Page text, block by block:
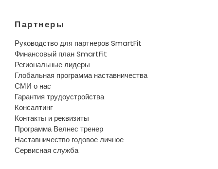
Партнеры
Руководство для партнеров SmartFit
Финансовый план SmartFit
Региональные лидеры
Глобальная программа наставничества
СМИ о нас
Гарантия трудоустройства
Консалтинг
Контакты и реквизиты
Программа Велнес тренер
Наставничество годовое личное
Сервисная служба